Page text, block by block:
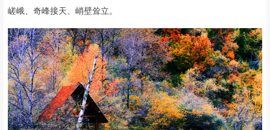
嵯峨、奇峰接天、峭壁耸立。